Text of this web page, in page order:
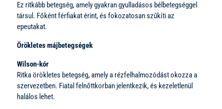
Ez ritkább betegség, amely gyakran gyulladásos bélbetegséggel
társul. Főként férfiakat érint, és fokozatosan szűkíti az
epeutakat.
Örökletes májbetegségek
Wilson-kór
Ritka örökletes betegség, amely a rézfelhalmozódást okozza a
szervezetben. Fiatal felnőttkorban jelentkezik, és kezeletlenül
halálos lehet.